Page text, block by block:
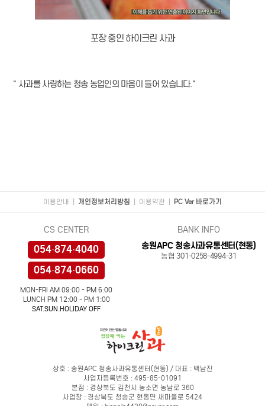
포장 중인 하이크린 사과
" 사과를 사랑하는 청송 농업인의 마음이 들어 있습니다."
이용안내 개인정보처리방침 이용약관 PC Ver 바로가기
CS CENTER
054·874·4040
054·874·0660
MON-FRI AM 09:00 - PM 6:00
LUNCH PM 12:00 - PM 1:00
SAT.SUN.HOLIDAY OFF
BANK INFO
송원APC 청송사과유통센터(현동)
농협 301-0258-4994-31
상호 : 송원APC 청송사과유통센터(현동) / 대표 : 백남진
사업자등록번호 : 495-85-01091
본점 : 경상북도 김천시 농소면 농남로 360
사업장 : 경상북도 청송군 현동면 새마을로 5424